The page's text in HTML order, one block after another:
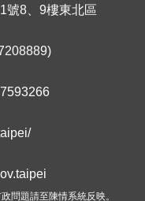
號8、9樓東北區
)
問題請至陳情系統反映。